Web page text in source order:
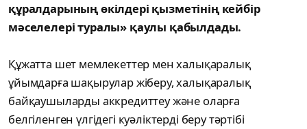
құралдарының өкілдері қызметінің кейбір
мәселелері туралы» қаулы қабылдады.
Құжатта шет мемлекеттер мен халықаралық
ұйымдарға шақырулар жіберу, халықаралық
байқаушыларды аккредиттеу және оларға
белгіленген үлгідегі куәліктерді беру тәртібі